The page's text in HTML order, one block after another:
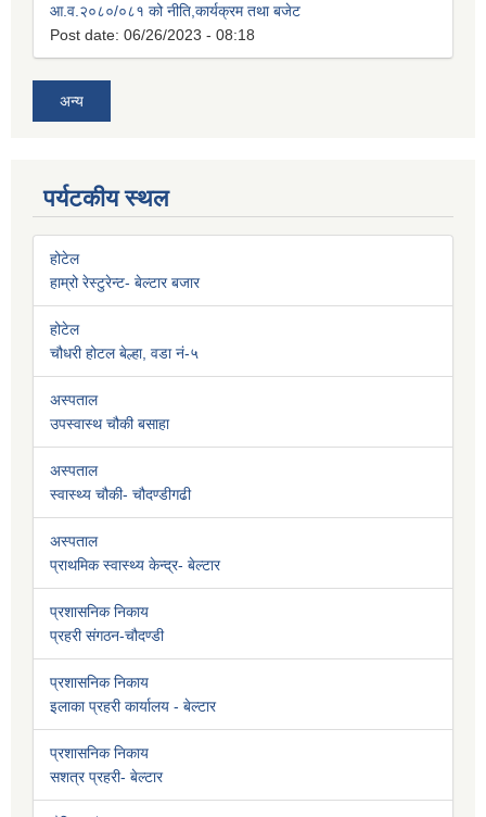
आ.व.२०८०/०८१ को नीति,कार्यक्रम तथा बजेट
Post date: 06/26/2023 - 08:18
अन्य
पर्यटकीय स्थल
होटेल
हाम्रो रेस्टुरेन्ट- बेल्टार बजार
होटेल
चौधरी होटल बेल्हा, वडा नं-५
अस्पताल
उपस्वास्थ चौकी बसाहा
अस्पताल
स्वास्थ्य चौकी- चौदण्डीगढी
अस्पताल
प्राथमिक स्वास्थ्य केन्द्र- बेल्टार
प्रशासनिक निकाय
प्रहरी संगठन-चौदण्डी
प्रशासनिक निकाय
इलाका प्रहरी कार्यालय - बेल्टार
प्रशासनिक निकाय
सशत्र प्रहरी- बेल्टार